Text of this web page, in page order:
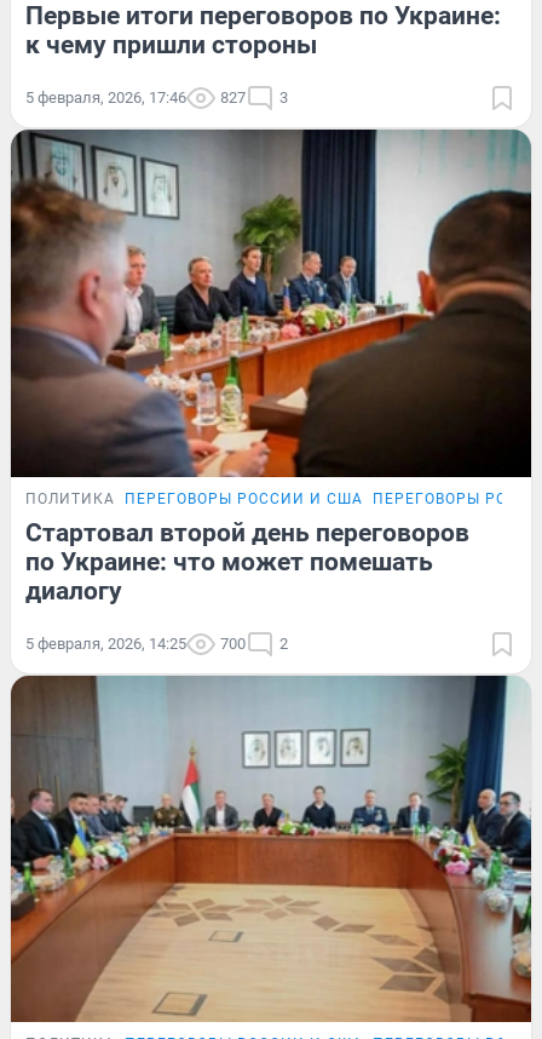
Первые итоги переговоров по Украине:
к чему пришли стороны
5 февраля, 2026, 17:46 827 3
ПОЛИТИКА ПЕРЕГОВОРЫ РОССИИ И США ПЕРЕГОВОРЫ
Стартовал второй день переговоров
по Украине: что может помешать
диалогу
5 февраля, 2026, 14:25 700 2